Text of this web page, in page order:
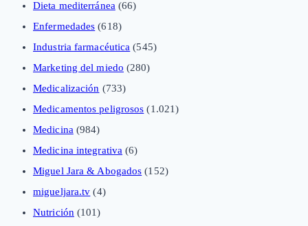
Dieta mediterránea (66)
Enfermedades (618)
Industria farmacéutica (545)
Marketing del miedo (280)
Medicalización (733)
Medicamentos peligrosos (1.021)
Medicina (984)
Medicina integrativa (6)
Miguel Jara & Abogados (152)
migueljara.tv (4)
Nutrición (101)